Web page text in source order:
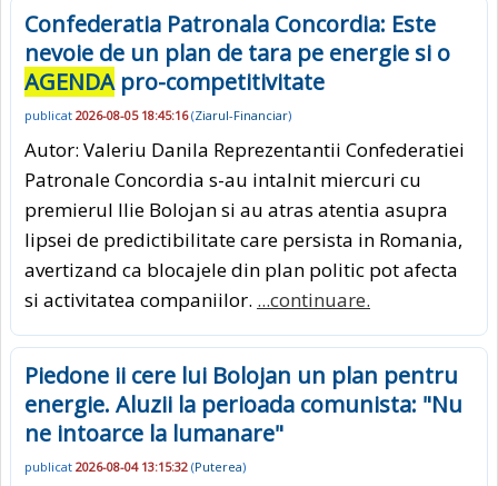
Confederatia Patronala Concordia: Este
nevoie de un plan de tara pe energie si o
AGENDApro-competitivitate
publicat 2026-08-05 18:45:16(Ziarul-Financiar)
Autor: Valeriu Danila Reprezentantii Confederatiei
Patronale Concordia s-au intalnit miercuri cu
premierul Ilie Bolojan si au atras atentia asupra
lipsei de predictibilitate care persista in Romania,
avertizand ca blocajele din plan politic pot afecta
si activitatea companiilor. ...continuare.
Piedone ii cere lui Bolojan un plan pentru
energie. Aluzii la perioada comunista: "Nu
ne intoarce la lumanare"
publicat 2026-08-04 13:15:32 (Puterea)